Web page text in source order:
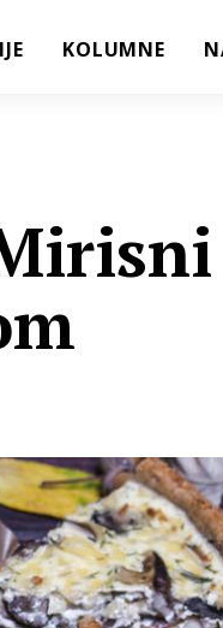
KOLUMNE